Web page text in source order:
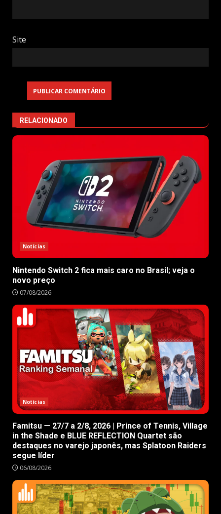
Site
RELACIONADO
Notícias
Nintendo Switch 2 fica mais caro no Brasil; veja o
novo preço
07/08/2026
Notícias
Famitsu — 27/7 a 2/8, 2026 | Prince of Tennis, Village
in the Shade e BLUE REFLECTION Quartet são
destaques no varejo japonês, mas Splatoon Raiders
segue líder
06/08/2026